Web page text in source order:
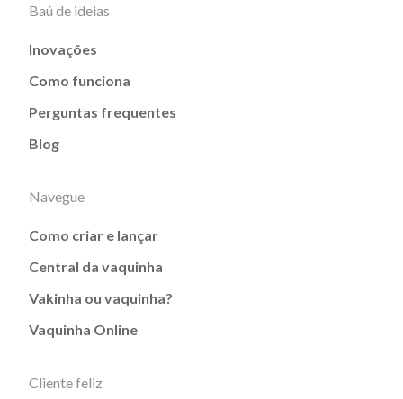
Baú de ideias
Inovações
Como funciona
Perguntas frequentes
Blog
Navegue
Como criar e lançar
Central da vaquinha
Vakinha ou vaquinha?
Vaquinha Online
Cliente feliz